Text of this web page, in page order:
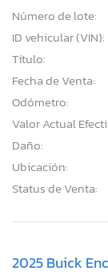
Número de lote:
ID vehicular (VIN):
Título:
Fecha de Venta:
Odómetro:
Valor Actual
Daño:
Ubicación:
Status de Venta:
2025 Buick